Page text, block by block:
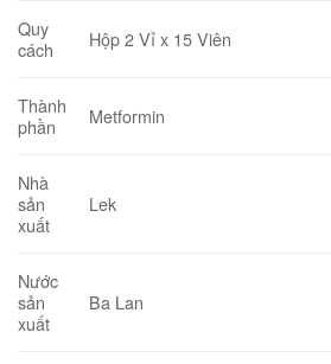
Quy
cách
Hộp 2 Vỉ x 15 Viên
Thành
phần
Metformin
Nhà
sản
xuất
Lek
Nước
sản
xuất
Ba Lan